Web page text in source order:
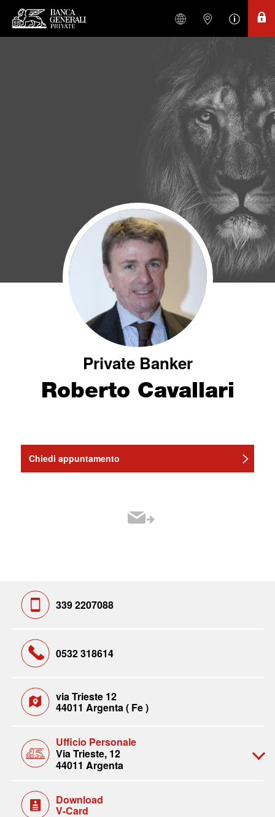
Private Banker
Roberto Cavallari
Chiedi appuntamento
339 2207088
0532 318614
via Trieste 12
44011 Argenta ( Fe )
Ufficio Personale
Via Trieste, 12
44011 Argenta
Download
V-Card